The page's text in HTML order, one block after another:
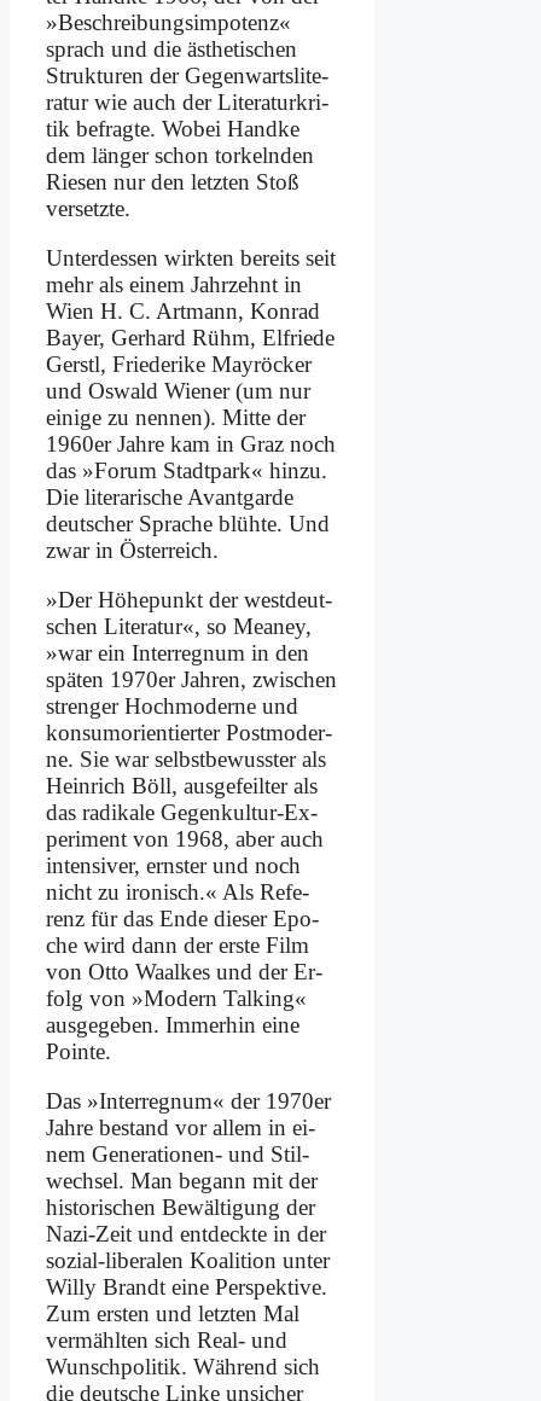
»Be­schrei­bungs­im­po­tenz«
sprach und die äs­the­ti­schen
Struk­tu­ren der Ge­gen­warts­li­te­
ra­tur wie auch der Li­te­ra­tur­kri­
tik be­frag­te. Wo­bei Hand­ke
dem län­ger schon tor­keln­den
Rie­sen nur den letz­ten Stoß
ver­setz­te.
Un­ter­des­sen wirk­ten be­reits seit
mehr als ei­nem Jahr­zehnt in
Wien H. C. Art­mann, Kon­rad
Bay­er, Ger­hard Rühm, El­frie­de
Gerstl, Frie­de­ri­ke May­röcker
und Os­wald Wie­ner (um nur
ei­ni­ge zu nen­nen). Mit­te der
1960er Jah­re kam in Graz noch
das »Fo­rum Stadt­park« hin­zu.
Die li­te­ra­ri­sche Avant­gar­de
deut­scher Spra­che blüh­te. Und
zwar in Öster­reich.
»Der Hö­he­punkt der west­deut­
schen Li­te­ra­tur«, so Meaney,
»war ein In­ter­re­gnum in den
spä­ten 1970er Jah­ren, zwi­schen
stren­ger Hoch­mo­der­ne und
kon­sum­ori­en­tier­ter Post­mo­der­
ne. Sie war selbst­be­wuss­ter als
Hein­rich Böll, aus­ge­feil­ter als
das ra­di­ka­le Ge­gen­kul­tur-Ex­
pe­ri­ment von 1968, aber auch
in­ten­si­ver, ern­ster und noch
nicht zu iro­nisch.« Als Re­fe­
renz für das En­de die­ser Epo­
che wird dann der er­ste Film
von Ot­to Waal­kes und der Er­
folg von »Mo­dern Tal­king«
aus­ge­ge­ben. Im­mer­hin ei­ne
Poin­te.
Das »In­ter­re­gnum« der 1970er
Jah­re be­stand vor al­lem in ei­
nem Ge­ne­ra­tio­nen- und Stil­
wech­sel. Man be­gann mit der
hi­sto­ri­schen Be­wäl­ti­gung der
Na­zi-Zeit und ent­deck­te in der
so­zi­al-li­be­ra­len Ko­ali­ti­on un­ter
Wil­ly Brandt ei­ne Per­spek­ti­ve.
Zum er­sten und letz­ten Mal
ver­mähl­ten sich Re­al- und
Wunsch­po­li­tik. Wäh­rend sich
die deut­sche Lin­ke un­si­cher